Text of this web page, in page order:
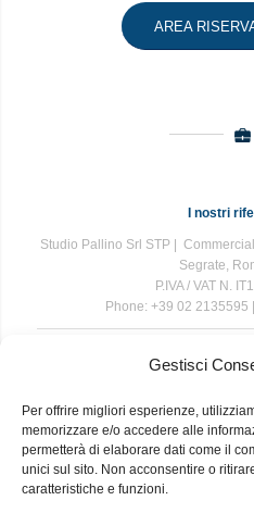
Gestisci
Per offrire migliori esperienze,
memorizzare e/o accedere alle
permetterà di elaborare dati come il
unici sul sito. Non acconsentire o
caratteristiche e funzioni.
AREA
I nostri
Studio Pallino Srl STP |
Segrate,
P.IVA / VAT N.
Phone: +39 02 2135595
The information contained in this
while we endeavour to keep the
make no representations or
about the completeness, accuracy,
with respect to the website or the
related graphics contained on